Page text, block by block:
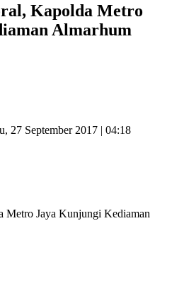
Kapolda Metro
Almarhum
27 September 2017 | 04:18
Jaya Kunjungi Kediaman